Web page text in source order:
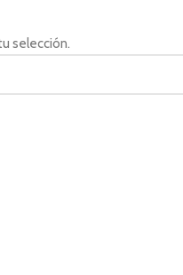
selección.